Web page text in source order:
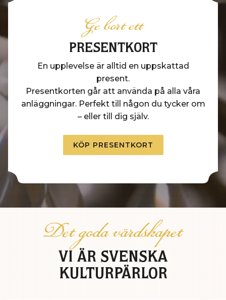
Ge bort ett
PRESENTKORT
En upplevelse är alltid en uppskattad
present.
Presentkorten går att använda på alla våra
anläggningar. Perfekt till någon du tycker om
– eller till dig själv.
KÖP PRESENTKORT
Det goda värdskapet
VI ÄR SVENSKA
KULTURPÄRLOR